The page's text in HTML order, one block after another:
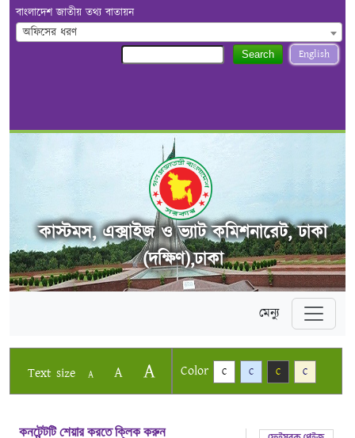
বাংলাদেশ জাতীয় তথ্য বাতায়ন
অফিসের ধরণ
English
Search
কাস্টমস, এক্সাইজ ও ভ্যাট কমিশনারেট, ঢাকা
(দক্ষিণ),ঢাকা
মেন্যু
Text size A A A Color C C C C
কনটেন্টটি শেয়ার করতে ক্লিক করুন